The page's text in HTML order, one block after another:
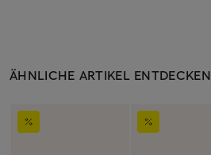
ÄHNLICHE ARTIKEL ENTDECKEN